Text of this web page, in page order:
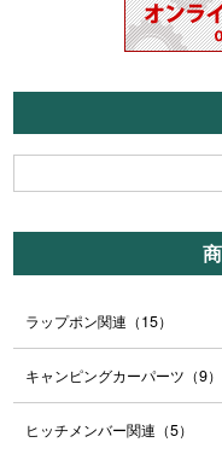
ラップポン関連 （15）
キャンピングカーパーツ （9）
ヒッチメンバー関連 （5）